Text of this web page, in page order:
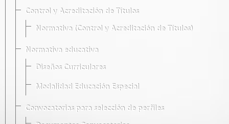
Control y Acreditación de Títulos
Normativa (Control y Acreditación de Títulos)
Normativa educativa
Diseños Curriculares
Modalidad Educación Especial
Convocatorias para selección de perfiles